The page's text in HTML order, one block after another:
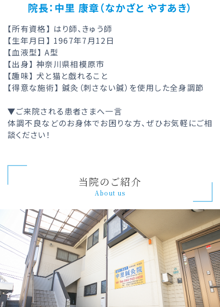
院長：中里 康章（なかざと やすあき）
【所有資格】 はり師、きゅう師
【生年月日】 1967年7月12日
【血液型】 A型
【出身】 神奈川県相模原市
【趣味】 犬と猫と戯れること
【得意な施術】 鍼灸（刺さない鍼）を使用した全身調節
▼ご来院される患者さまへ一言
体調不良などのお身体でお困りな方、ぜひお気軽にご相
談ください！
当院のご紹介
About us